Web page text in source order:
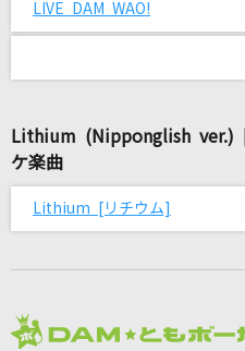
[生音]夢をかなえてドラ
[生音]Tomorrow never
[生音]ハルウタ
LIVE DAM WAO!
Lithium (Nipponglish ver.)
ケ楽曲
Lithium [リチウム]